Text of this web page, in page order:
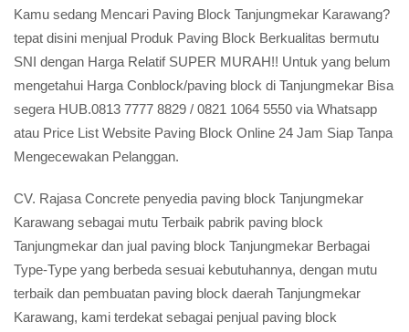
Kamu sedang Mencari Paving Block Tanjungmekar Karawang?
tepat disini menjual Produk Paving Block Berkualitas bermutu
SNI dengan Harga Relatif SUPER MURAH!! Untuk yang belum
mengetahui Harga Conblock/paving block di Tanjungmekar Bisa
segera HUB.0813 7777 8829 / 0821 1064 5550 via Whatsapp
atau Price List Website Paving Block Online 24 Jam Siap Tanpa
Mengecewakan Pelanggan.
CV. Rajasa Concrete penyedia paving block Tanjungmekar
Karawang sebagai mutu Terbaik pabrik paving block
Tanjungmekar dan jual paving block Tanjungmekar Berbagai
Type-Type yang berbeda sesuai kebutuhannya, dengan mutu
terbaik dan pembuatan paving block daerah Tanjungmekar
Karawang, kami terdekat sebagai penjual paving block